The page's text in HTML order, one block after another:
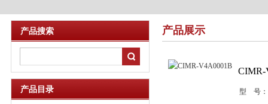
产品搜索
产品目录
产品展示
CIMR-
型 号：